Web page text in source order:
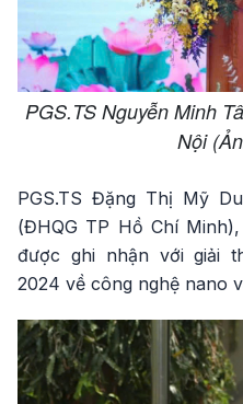
PGS.TS Nguyễn Minh
Nội
PGS.TS Đặng Thị Mỹ
(ĐHQG TP Hồ Chí
được ghi nhận với giải
2024 về công nghệ nano